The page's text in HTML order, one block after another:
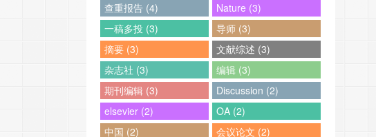
查重报告 (4)
Nature (3)
一稿多投 (3)
导师 (3)
摘要 (3)
文献综述 (3)
杂志社 (3)
编辑 (3)
期刊编辑 (3)
Discussion (2)
elsevier (2)
OA (2)
中国 (2)
会议论文 (2)